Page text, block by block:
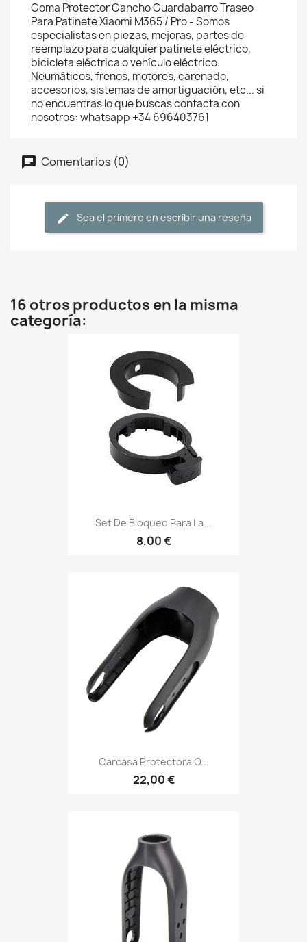
Goma Protector Gancho Guardabarro Traseo
Para Patinete Xiaomi M365 / Pro - Somos
especialistas en piezas, mejoras, partes de
reemplazo para cualquier patinete eléctrico,
bicicleta eléctrica o vehículo eléctrico.
Neumáticos, frenos, motores, carenado,
accesorios, sistemas de amortiguación, etc... si
no encuentras lo que buscas contacta con
nosotros: whatsapp +34 696403761
Comentarios (0)
Sea el primero en escribir una reseña
16 otros productos en la misma
categoría:
Set De Bloqueo Para La...
8,00 €
Carcasa Protectora O...
22,00 €